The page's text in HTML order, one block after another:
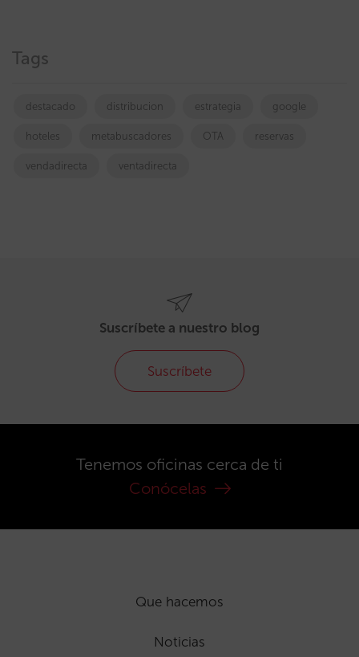
Tags
destacado distribucion estrategia google
hoteles metabuscadores OTA reservas
vendadirecta ventadirecta
Suscríbete a nuestro blog
Suscríbete
Tenemos oficinas cerca de ti
Conócelas
Que hacemos
Noticias